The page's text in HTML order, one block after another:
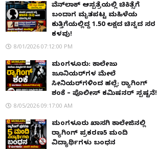
ವೆನ್‌ಲಾಕ್ ಆಸ್ಪತ್ರೆಯಲ್ಲಿ ಚಿಕಿತ್ಸೆಗೆ
ಬಂದಾಗ ಮೃತಪಟ್ಟ ಮಹಿಳೆಯ
ಕುತ್ತಿಗೆಯಲ್ಲಿದ್ದ ₹1.50 ಲಕ್ಷದ ಚಿನ್ನದ ಸರ
ಕಳವು!
8/01/2026 07:12:00 PM
ಮಂಗಳೂರು: ಕಾಲೇಜು
ಜೂನಿಯರ್‌ಗಳ ಮೇಲೆ
ಸೀನಿಯರ್‌ಗಳಿಂದ ಹಲ್ಲೆ; ರ‌್ಯಾಗಿಂಗ್
ಶಂಕೆ – ಪೊಲೀಸ್ ಕಮಿಷನರ್ ಸ್ಪಷ್ಟನೆ!
8/05/2026 09:17:00 AM
ಮಂಗಳೂರು ಖಾಸಗಿ ಕಾಲೇಜಿನಲ್ಲಿ
ರ‌್ಯಾಗಿಂಗ್ ಪ್ರಕರಣ5 ಮಂದಿ
ವಿದ್ಯಾರ್ಥಿಗಳು ಬಂಧನ